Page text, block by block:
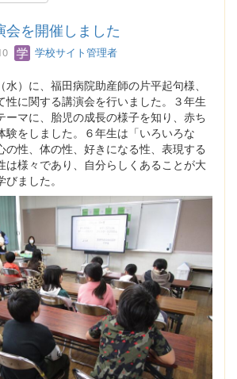
を開催しました
学校サイト管理者
）に、福田病院助産師の片平起句様、
性に関する講演会を行いました。３年生
ーマに、胎児の成長の様子を知り、赤ち
験をしました。６年生は「いろいろな
の性、体の性、好きになる性、表現する
は様々であり、自分らしくあることが大
ました。